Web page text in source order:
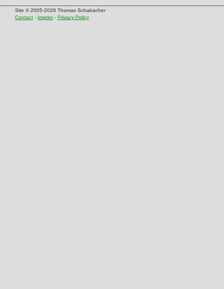
Site © 2005-2026 Thomas Schabacher
Contact - Imprint - Privacy Policy